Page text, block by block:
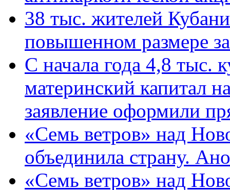
38 тыс. жителей
повышенном размере
С начала года 4,8 тыс.
материнский капитал
заявление оформили
«Семь ветров» над
объединила страну.
«Семь ветров» над